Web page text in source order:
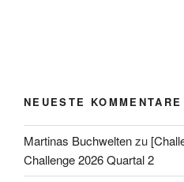
NEUESTE KOMMENTARE
Martinas Buchweltenzu
Challenge 2026 Quartal 2